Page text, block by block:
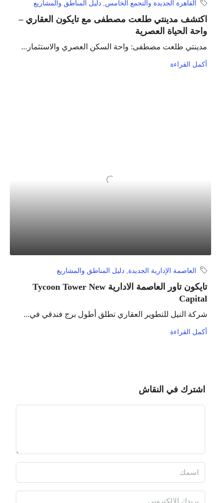
القاهرة الجديدة والتجمع الخامس دليل المناطق والمشاريع
اكتشف مدينتي طلعت مصطفى مع تايكون العقاري –
واحة الحياة العصرية
مدينتي طلعت مصطفى: واحة السكن العصري والاستثمار...
أكمل القراءة
العاصمة الإدارية الجديدة دليل المناطق والمشاريع
تايكون تاور العاصمة الادارية Tycoon Tower New
Capital
شركة النيل للتطوير العقاري تطلق أطول برج فندقي في...
أكمل القراءة
اشترك في النقاش